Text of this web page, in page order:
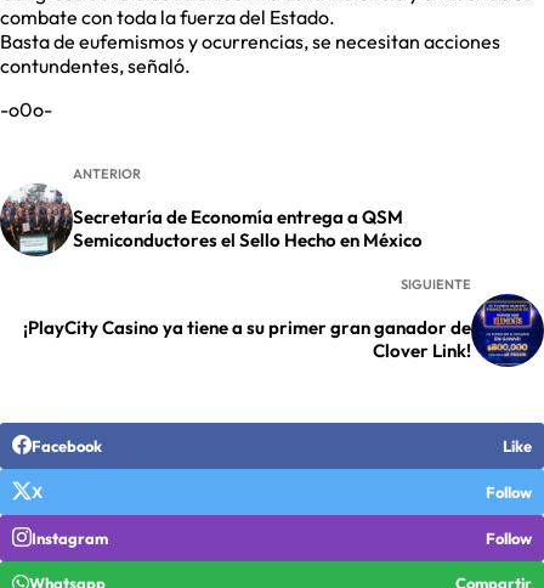
combate con toda la fuerza del Estado.
Basta de eufemismos y ocurrencias, se necesitan acciones
contundentes, señaló.
-o0o-
ANTERIOR
Secretaría de Economía entrega a QSM
Semiconductores el Sello Hecho en México
SIGUIENTE
¡PlayCity Casino ya tiene a su primer gran ganador de
Clover Link!
Facebook Like
X Follow
Instagram Follow
Whatsapp Compartir